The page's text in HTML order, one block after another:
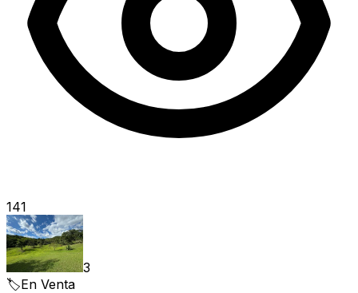
141
3
🏷️En Venta